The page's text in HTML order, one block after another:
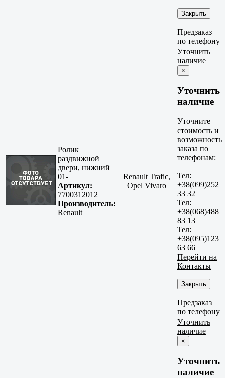
Закрыть
Предзаказ
по телефону
Ролик
раздвижной
двери, нижний
01-
Артикул:
7700312012
Производитель:
Renault
Renault Trafic,
Opel Vivaro
Уточнить
наличие
×
Уточнить
наличие
Уточните
стоимость и
возможность
заказа по
телефонам:
Тел:
+38(099)252
33 32
Тел:
+38(068)488
83 13
Тел:
+38(095)123
63 66
Перейти на
Контакты
Закрыть
Предзаказ
по телефону
Уточнить
наличие
×
Уточнить
наличие